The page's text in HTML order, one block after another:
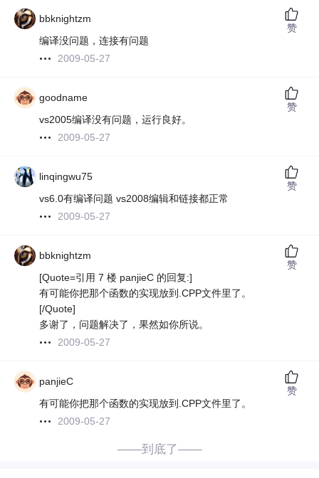
bbknightzm
编译没问题，连接有问题
2009-05-27
赞
goodname
vs2005编译没有问题，运行良好。
2009-05-27
赞
linqingwu75
vs6.0有编译问题 vs2008编辑和链接都正常
2009-05-27
赞
bbknightzm
[Quote=引用 7 楼 panjieC 的回复:]
有可能你把那个函数的实现放到.CPP文件里了。
[/Quote]
多谢了，问题解决了，果然如你所说。
2009-05-27
赞
panjieC
有可能你把那个函数的实现放到.CPP文件里了。
2009-05-27
赞
——到底了——